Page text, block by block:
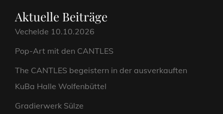
Aktuelle Beiträge
Vechelde 10.10.2026
Pop-Art mit den CANTLES
The CANTLES begeistern in der ausverkauften
KuBa Halle Wolfenbüttel
Gradierwerk Sülze